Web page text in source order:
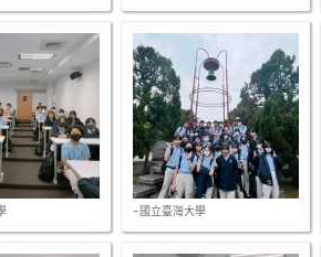
-國立臺灣大學